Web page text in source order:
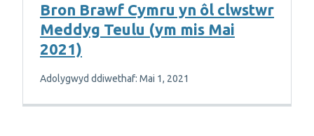
Bron Brawf Cymru yn ôl clwstwr
Meddyg Teulu (ym mis Mai
2021)
Adolygwyd ddiwethaf: Mai 1, 2021